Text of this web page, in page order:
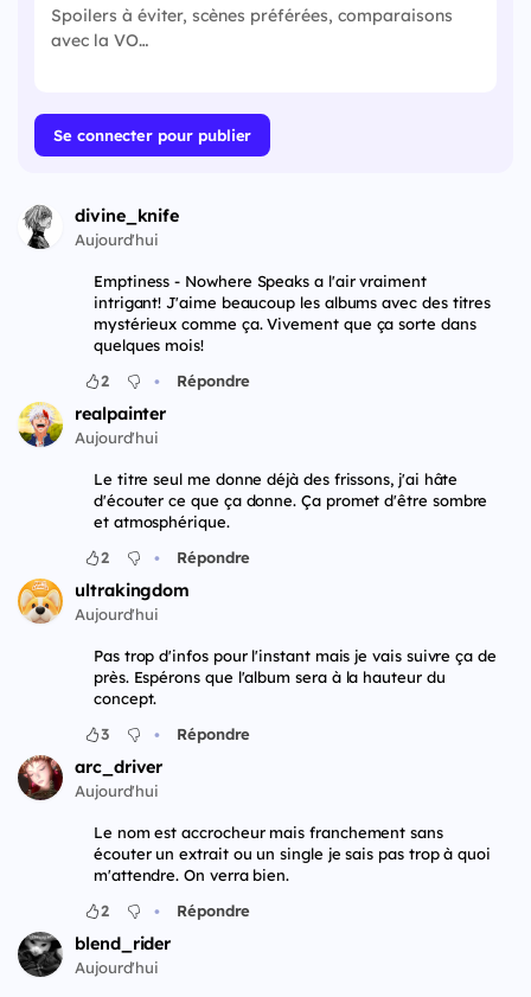
Se connecter pour publier
divine_knife
Aujourd'hui
Emptiness - Nowhere Speaks a l'air vraiment
intrigant! J'aime beaucoup les albums avec des titres
mystérieux comme ça. Vivement que ça sorte dans
quelques mois!
2
• Répondre
realpainter
Aujourd'hui
Le titre seul me donne déjà des frissons, j'ai hâte
d'écouter ce que ça donne. Ça promet d'être sombre
et atmosphérique.
2
• Répondre
ultrakingdom
Aujourd'hui
Pas trop d'infos pour l'instant mais je vais suivre ça de
près. Espérons que l'album sera à la hauteur du
concept.
3
• Répondre
arc_driver
Aujourd'hui
Le nom est accrocheur mais franchement sans
écouter un extrait ou un single je sais pas trop à quoi
m'attendre. On verra bien.
2
• Répondre
blend_rider
Aujourd'hui